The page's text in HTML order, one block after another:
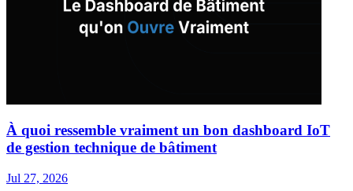
À quoi ressemble vraiment un bon dashboard IoT
de gestion technique de bâtiment
Jul 27, 2026